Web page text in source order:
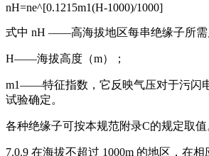
nH=ne^[0.1215m1(H-1000)/1000]
式中 nH ——高海拔地区每串绝缘子所需
H——海拔高度（m）；
m1——特征指数，它反映气压对于污闪
试验确定。
各种绝缘子可按本规范附录C的规定取值
7.0.9 在海拔不超过 1000m 的地区，在